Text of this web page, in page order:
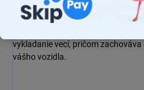
používanie bez obmedzenia
vykladanie vecí, pričom
vášho vozidla.